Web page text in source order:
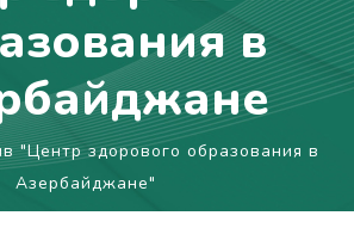
в
"Центр здорового образования в
Азербайджане"